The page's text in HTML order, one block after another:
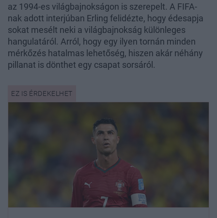
az 1994-es világbajnokságon is szerepelt. A FIFA-
nak adott interjúban Erling felidézte, hogy édesapja
sokat mesélt neki a világbajnokság különleges
hangulatáról. Arról, hogy egy ilyen tornán minden
mérkőzés hatalmas lehetőség, hiszen akár néhány
pillanat is dönthet egy csapat sorsáról.